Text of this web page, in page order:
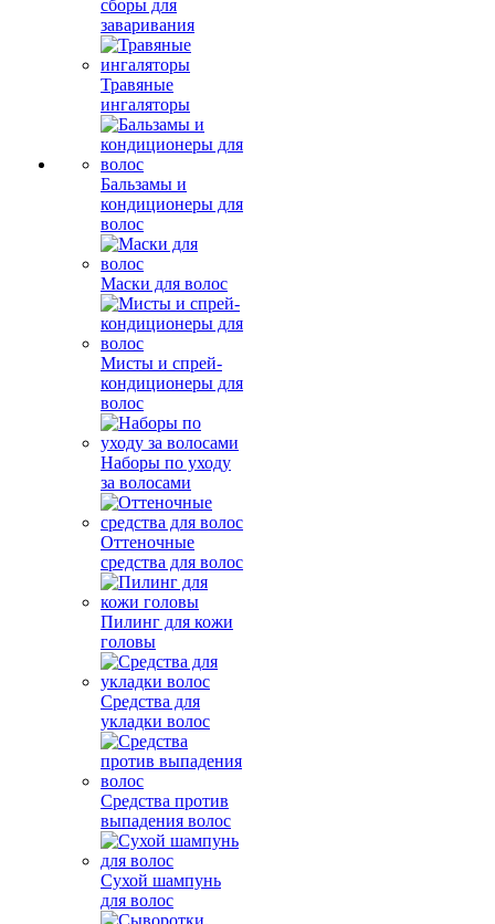
сборы для
заваривания
Травяные
ингаляторы
Бальзамы и
кондиционеры для
волос
Маски для волос
Мисты и спрей-
кондиционеры для
волос
Наборы по уходу
за волосами
Оттеночные
средства для волос
Пилинг для кожи
головы
Средства для
укладки волос
Средства против
выпадения волос
Сухой шампунь
для волос